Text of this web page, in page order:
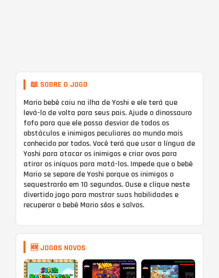
📖 SOBRE O JOGO
Mario bebê caiu na ilha de Yoshi e ele terá que
levá-lo de volta para seus pais. Ajude o dinossauro
fofo para que ele possa desviar de todos os
obstáculos e inimigos peculiares ao mundo mais
conhecido por todos. Você terá que usar a língua de
Yoshi para atacar os inimigos e criar ovos para
atirar os iníquos para matá-los. Impede que o bebê
Mario se separe de Yoshi porque os inimigos o
sequestrarão em 10 segundos. Ouse e clique neste
divertido jogo para mostrar suas habilidades e
recuperar o bebê Mario sãos e salvos.
🆕 JOGOS NOVOS